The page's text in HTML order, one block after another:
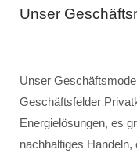
Unser
Unser
Geschäftsfelder
Energielösungen, es
nachhaltiges